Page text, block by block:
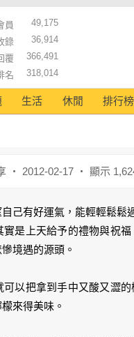
員
49,175
錄
36,914
覆
366,491
名
318,014
生活 休閒 排行榜
‧ 2012-02-17 ‧ 顯示
己有好運氣，能輕輕鬆鬆
是上天給予的禮物與祝
境遇的源頭。
以把拿到手中又酸又澀
來得美味。